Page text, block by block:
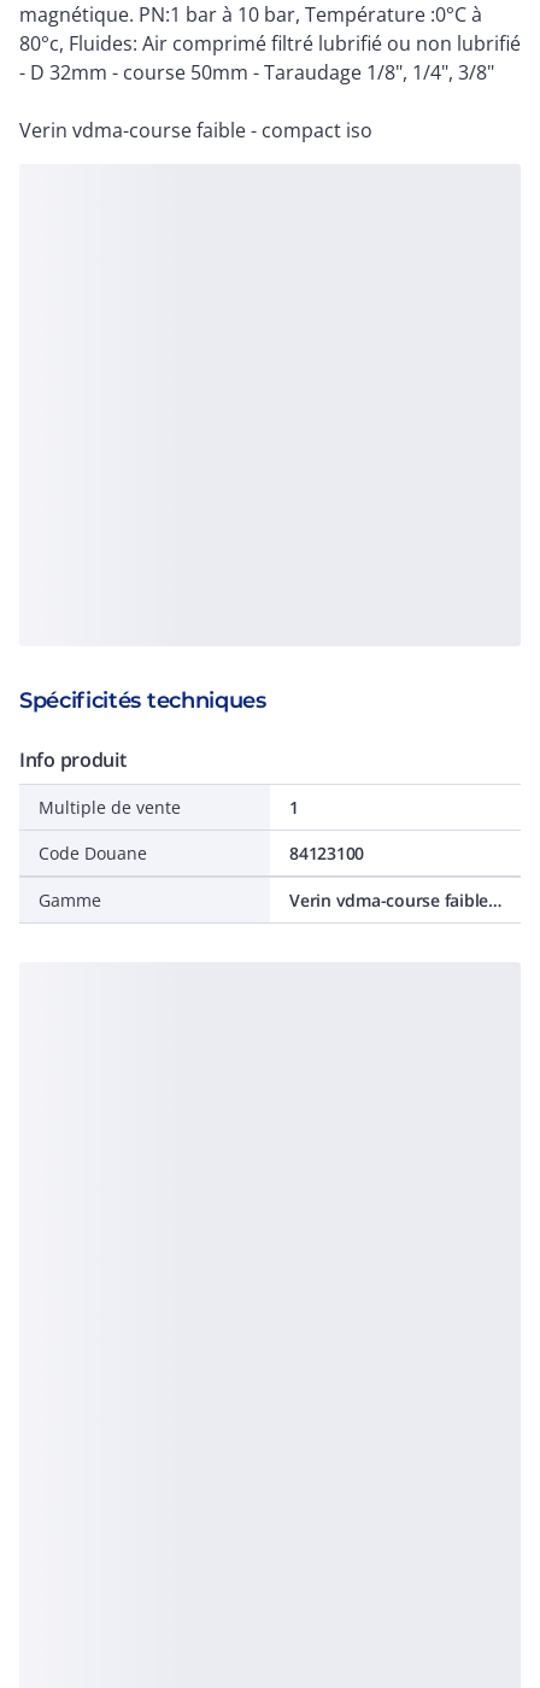
magnétique. PN:1 bar à 10 bar, Température :0°C à
80°c, Fluides: Air comprimé filtré lubrifié ou non lubrifié
- D 32mm - course 50mm - Taraudage 1/8", 1/4", 3/8"
Verin vdma-course faible - compact iso
Spécificités techniques
Info produit
Multiple de vente
1
Code Douane
84123100
Gamme Verin vdma-course faible - compact iso